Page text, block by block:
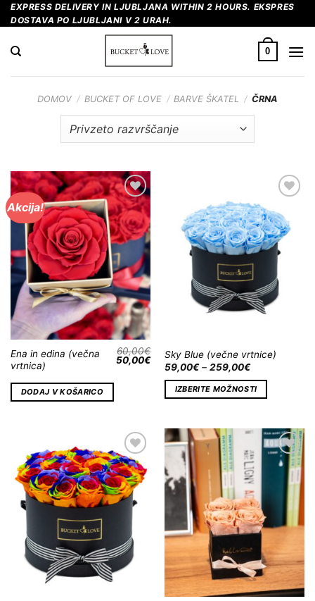
Skoči
na
vsebino
EXPRESS DELIVERY IN LJUBLJANA WITHIN 2 HOURS. EKSPRES
DOSTAVA PO LJUBLJANI V 2 URAH.
0
DOMOV / BUCKET OF LOVE / BARVE ŠKATEL / ČRNA
Akcija!
Dodaj
Wishlist
Ena in edina (večna
vrtnica)
60,00€
50,00€
DODAJ V KOŠARICO
na
Wishlist
Sky Blue (večne vrtnice)
59,00€– 259,00€
IZBERITE MOŽNOSTI
Dodaj
na
Wishlist
Dodaj
Wishlist